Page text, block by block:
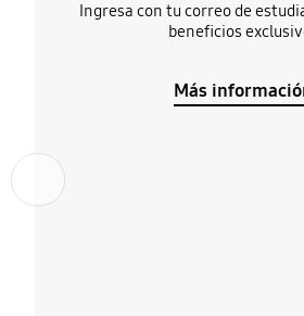
Ingresa con tu correo de
beneficios
Más